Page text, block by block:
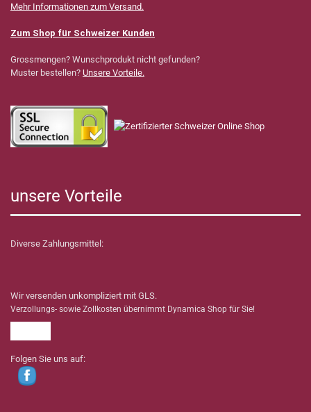
Mehr Informationen zum Versand.
Zum Shop für Schweizer Kunden
Grossmengen? Wunschprodukt nicht gefunden?
Muster bestellen? Unsere Vorteile.
unsere Vorteile
Diverse Zahlungsmittel:
Wir versenden unkompliziert mit GLS.
Verzollungs- sowie Zollkosten übernimmt Dynamica Shop für Sie!
Folgen Sie uns auf: